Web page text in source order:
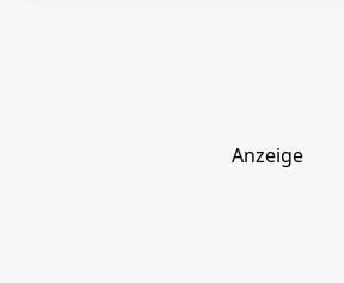
Anzeige